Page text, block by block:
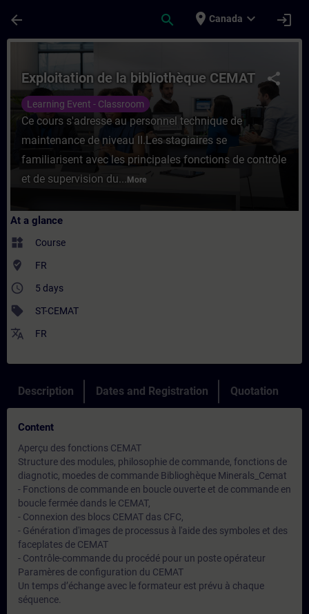
arrow_back search place Canada expand_more login
Course - Exploitation de la bibliothèque
share
Exploitation de la bibliothèque CEMAT
Learning Event - Classroom
Ce cours s'adresse au personnel technique de
maintenance de niveau II.Les stagiaires se
familiarisent avec les principales fonctions de contrôle
et de supervision du... More
At a glance
widgets Course
where_to_vote FR
access_time 5 days
sell ST-CEMAT
translate FR
Description Dates and Registration Quotation
Content
Aperçu des fonctions CEMAT
Structure des modules, philosophie de commande, fonctions de
diagnotic, moedes de commande Biblioghèque Minerals_Cemat
- Fonctions de commande en boucle ouverte et de commande en
boucle fermée dands le CEMAT,
- Connexion des blocs CEMAT das CFC,
- Génération d'images de processus à l'aide des symboles et des
faceplates de CEMAT
- Contrôle-commande du procédé pour un poste opérateur
Paramères de configuration du CEMAT
Un temps d’échange avec le formateur est prévu à chaque
séquence.